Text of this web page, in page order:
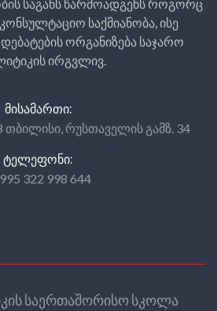
საგანს წარმოადგენს როგორც
საქმიანობა, ისე
ორგანიზება საჯარო
ირგვლივ.
ᲛᲘᲡᲐᲛᲐᲠᲗᲘ:
თბილისი, რუსთაველის გამზ. 34
ᲢᲔᲚᲔᲤᲝᲜᲘ:
322 998 644
საერთაშორისო სკოლა